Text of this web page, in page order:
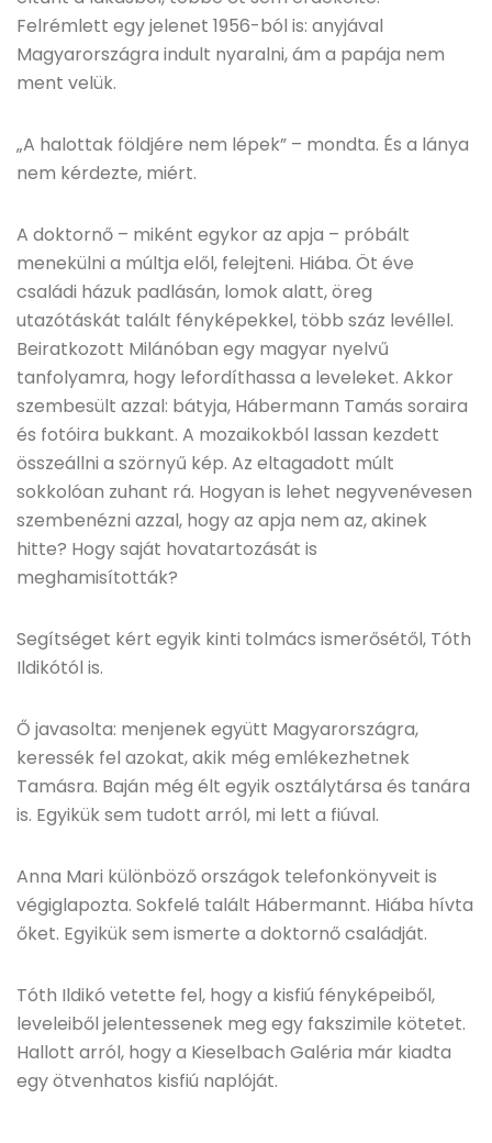
Felrémlett egy jelenet 1956-ból is: anyjával
Magyarországra indult nyaralni, ám a papája nem
ment velük.
„A halottak földjére nem lépek” – mondta. És a lánya
nem kérdezte, miért.
A doktornő – miként egykor az apja – próbált
menekülni a múltja elől, felejteni. Hiába. Öt éve
családi házuk padlásán, lomok alatt, öreg
utazótáskát talált fényképekkel, több száz levéllel.
Beiratkozott Milánóban egy magyar nyelvű
tanfolyamra, hogy lefordíthassa a leveleket. Akkor
szembesült azzal: bátyja, Hábermann Tamás soraira
és fotóira bukkant. A mozaikokból lassan kezdett
összeállni a szörnyű kép. Az eltagadott múlt
sokkolóan zuhant rá. Hogyan is lehet negyvenévesen
szembenézni azzal, hogy az apja nem az, akinek
hitte? Hogy saját hovatartozását is
meghamisították?
Segítséget kért egyik kinti tolmács ismerősétől, Tóth
Ildikótól is.
Ő javasolta: menjenek együtt Magyarországra,
keressék fel azokat, akik még emlékezhetnek
Tamásra. Baján még élt egyik osztálytársa és tanára
is. Egyikük sem tudott arról, mi lett a fiúval.
Anna Mari különböző országok telefonkönyveit is
végiglapozta. Sokfelé talált Hábermannt. Hiába hívta
őket. Egyikük sem ismerte a doktornő családját.
Tóth Ildikó vetette fel, hogy a kisfiú fényképeiből,
leveleiből jelentessenek meg egy fakszimile kötetet.
Hallott arról, hogy a Kieselbach Galéria már kiadta
egy ötvenhatos kisfiú naplóját.